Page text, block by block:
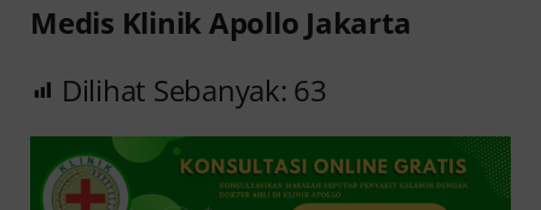
Medis Klinik Apollo Jakarta
Dilihat Sebanyak: 63